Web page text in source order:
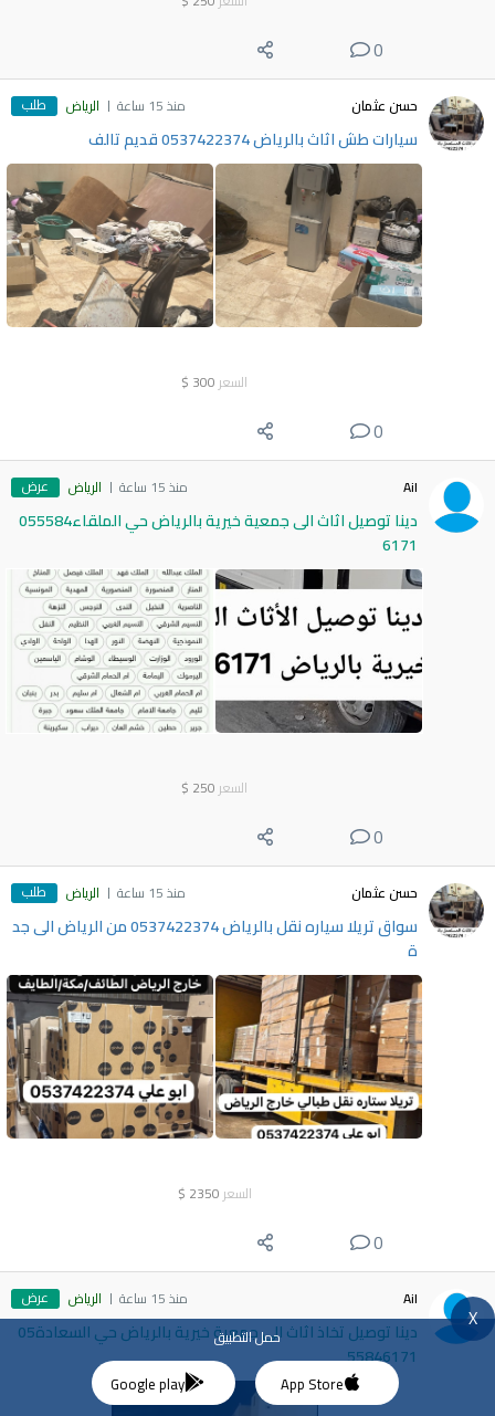
0
حسن عثمان منذ 15 ساعة الرياض طلب
سيارات طش اثاث بالرياض 0537422374 قديم تالف
السعر 300
$
0
Ail منذ 15 ساعة الرياض عرض
دينا توصيل اثاث الى جمعية خيرية بالرياض حي الملقاء055584
6171
السعر 250
$
0
حسن عثمان منذ 15 ساعة الرياض طلب
سواق تريلا سياره نقل بالرياض 0537422374 من الرياض الى جد
ة
السعر 2350
$
0
Ail منذ 15 ساعة الرياض عرض
دينا توصيل تخاذ اثاث الى جمعية خيرية بالرياض حي السعادة05
55846171
X
حمل التطبيق
App Store
Google play